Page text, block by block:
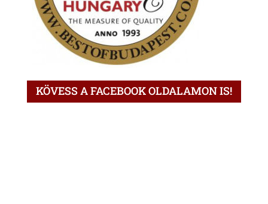
KÖVESS A FACEBOOK OLDALAMON IS!